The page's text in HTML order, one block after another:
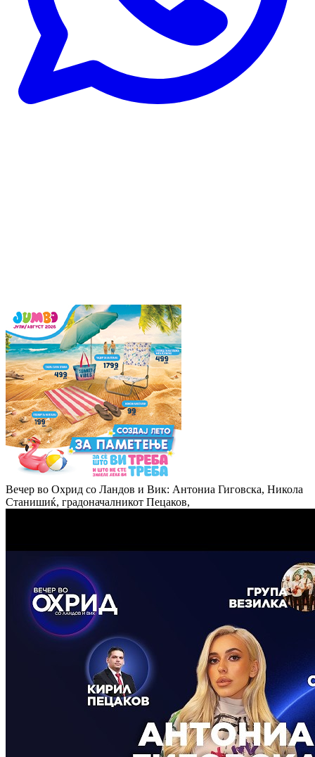
Вечер во Охрид со Ландов и Вик: Антониа Гиговска, Никола
Станишиќ, градоначалникот Пецаков,